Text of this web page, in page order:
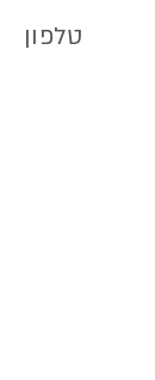
טלפון